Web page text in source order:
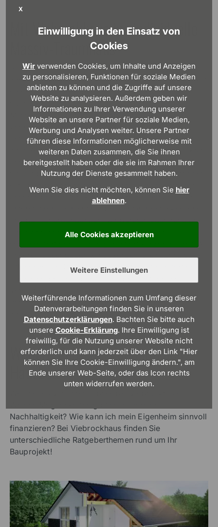
X
Einwilligung in den Einsatz von
Cookies
Wir verwenden Cookies, um Inhalte und Anzeigen
zu personalisieren, Funktionen für soziale Medien
anbieten zu können und die Zugriffe auf unsere
Website zu analysieren. Außerdem geben wir
Informationen zu Ihrer Verwendung unserer
Website an unsere Partner für soziale Medien,
Werbung und Analysen weiter. Unsere Partner
führen diese Informationen möglicherweise mit
weiteren Daten zusammen, die Sie ihnen
bereitgestellt haben oder die sie im Rahmen Ihrer
Nutzung der Dienste gesammelt haben.
Wenn Sie dies nicht möchten, können Sie hier
ablehnen.
Alle Cookies akzeptieren
Weitere Einstellungen
Weiterführende Informationen zum Umfang dieser
Datenverarbeitungen finden Sie in unseren
Datenschutzerklärungen. Bachten Sie bitte auch
unsere Cookie-Erklärung. Ihre Einwilligung ist
freiwillig, für die Nutzung unserer Website nicht
erforderlich und kann jederzeit über den Link "Hier
können Sie Ihre Cookie-Einwilligung ändern.", am
Ende unserer Web-Seite, oder das Icon rechts
unten widerrufen werden.
Mit Viebrockhaus ins individuelle
Massiv-Traumhaus
Bauen Sie Jetzt Ihr schmales Haus – gemeinsam mit
Ihrem kompetenten, erfahrenen Bauunternehmen: Seit
mehr als 70 Jahren planen und bauen wir
hochwertige, moderne und zukunftsfähige
Massivhäuser. Unsere durchdachten Grundrisse
verwenden wir dabei als Grundlage und planen so
gemeinsam mit Ihnen genau die Immobilie, die ganz
Ihren Anforderungen entspricht – von der Architektur
und Fassade über die optimale Energieeffizienz bis
hin zur passendenHaustechnik. Unsere BauherrInnen
schätzen nicht nur unsere Erfahrung, sondern auch
unseren berühmten Rundum-Sorglos-Service: Wir
und bei Behördengängen, wir beraten auch rund um
Finanzierungsmöglichkeiten und bauen Ihr
unsere Häuser bauen wir außerdem als nachhaltiges
Effizienzhaus 40. 10 Jahre Garantie auf das fertige
Beratungstermin und planen Sie gemeinsam mit uns
Ihr schmales Haus!
Weitere Ratgeber rund um den
Hausbau
Nachhaltigkeit? Wie kann ich mein Eigenheim sinnvoll
finanzieren? Bei Viebrockhaus finden Sie
unterschiedliche Ratgeberthemen rund um Ihr
Bauprojekt!